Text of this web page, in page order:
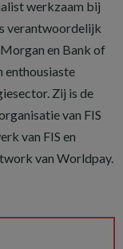
werkzaam bij
verantwoordelijk
en Bank of
enthousiaste
Zij is de
van FIS
van FIS en
van Worldpay.